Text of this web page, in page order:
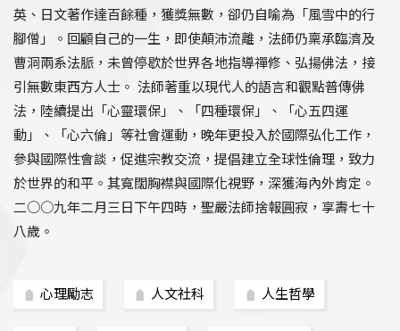
英、日文著作達百餘種，獲獎無數，卻仍自喻為「風雪中的行
腳僧」。回顧自己的一生，即使顛沛流離，法師仍稟承臨濟及
曹洞兩系法脈，未曾停歇於世界各地指導禪修、弘揚佛法，接
引無數東西方人士。 法師著重以現代人的語言和觀點普傳佛
法，陸續提出「心靈環保」、「四種環保」、「心五四運
動」、「心六倫」等社會運動，晚年更投入於國際弘化工作，
參與國際性會談，促進宗教交流，提倡建立全球性倫理，致力
於世界的和平。其寬闊胸襟與國際化視野，深獲海內外肯定。
二○○九年二月三日下午四時，聖嚴法師捨報圓寂，享壽七十
八歲。
心理勵志 人文社科 人生哲學